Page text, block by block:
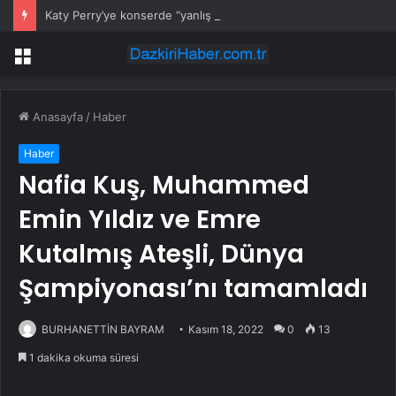
Katy Perry’ye konserde “yanlış yön” sürprizi
Menü
Anasayfa / Haber
Haber
Nafia Kuş, Muhammed
Emin Yıldız ve Emre
Kutalmış Ateşli, Dünya
Şampiyonası’nı tamamladı
BURHANETTİN BAYRAM Kasım 18, 2022 0 13
1 dakika okuma süresi